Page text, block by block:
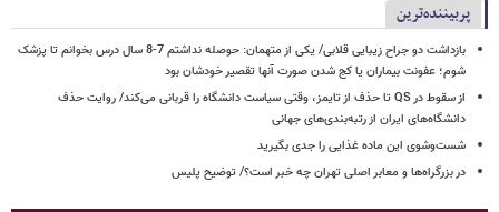
پربیننده‌ترین
بازداشت دو جراح زیبایی قلابی/ یکی از متهمان: حوصله نداشتم 7-8 سال درس بخوانم تا پزشک
شوم؛ عفونت بیماران یا کج شدن صورت آنها تقصیر خودشان بود
از سقوط در QS تا حذف از تایمز، وقتی سیاست دانشگاه را قربانی می‌کند/ روایت حذف
دانشگاه‌های ایران از رتبه‌بندی‌های جهانی
شست‌وشوی این ماده غذایی را جدی بگیرید
در بزرگراه‌ها و معابر اصلی تهران چه خبر است؟/ توضیح پلیس